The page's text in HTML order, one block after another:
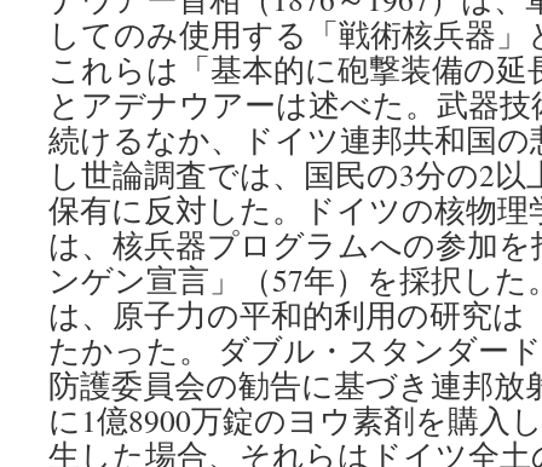
してのみ使用する「戦術核兵器
これらは「基本的に砲撃装備の
とアデナウアーは述べた。武器
続けるなか、ドイツ連邦共和国
し世論調査では、国民の3分の2
保有に反対した。ドイツの核物
は、核兵器プログラムへの参加
ンゲン宣言」（57年）を採択し
は、原子力の平和的利用の研究は
たかった。 ダブル・スタンダー
防護委員会の勧告に基づき連邦放
に1億8900万錠のヨウ素剤を購入
生した場合、それらはドイツ全